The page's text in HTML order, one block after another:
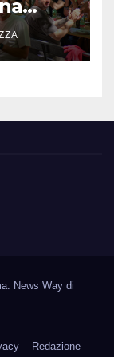
del
News Way di
Redazione